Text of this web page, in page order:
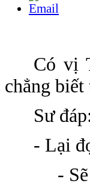
Có vị
chẳng biết
Sư
- Lại
- Sẽ